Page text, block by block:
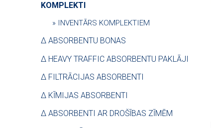
KOMPLEKTI
» INVENTĀRS KOMPLEKTIEM
∆ ABSORBENTU BONAS
∆ HEAVY TRAFFIC ABSORBENTU PAKLĀJI
∆ FILTRĀCIJAS ABSORBENTI
∆ KĪMIJAS ABSORBENTI
∆ ABSORBENTI AR DROŠĪBAS ZĪMĒM